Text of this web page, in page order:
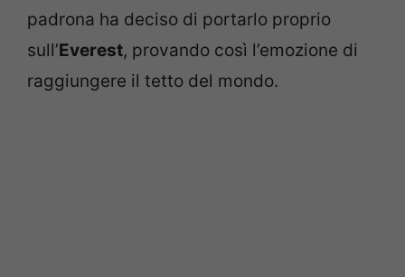
padrona ha deciso di portarlo proprio
sull’Everest, provando così l’emozione di
raggiungere il tetto del mondo.